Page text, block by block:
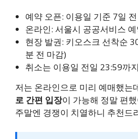
예약 오픈: 이용일 기준 7일
온라인: 서울시 공공서비스
현장 발권: 키오스크 선착순
분 전 마감)
취소는 이용일 전일 23:59까
저는 온라인으로 미리 예매했는
로 간편 입장이 가능해 정말 편
주말엔 경쟁이 치열하니 추천드